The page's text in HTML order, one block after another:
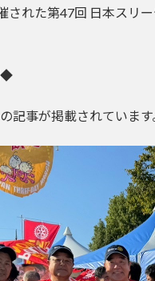
れた第47回 日本スリ
◆
記事が掲載されています